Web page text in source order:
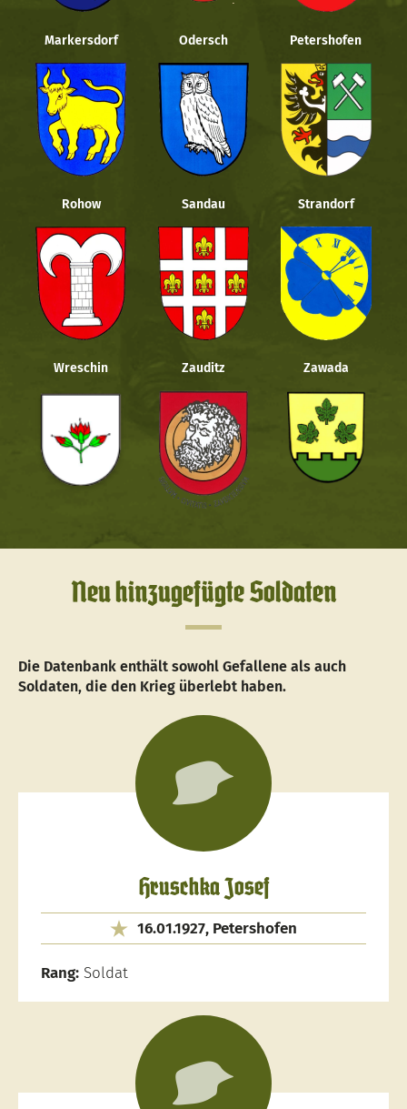
Markersdorf Odersch Petershofen
Rohow Sandau Strandorf
Wreschin Zauditz Zawada
Neu hinzugefügte Soldaten
Die Datenbank enthält sowohl Gefallene als auch
Soldaten, die den Krieg überlebt haben.
Hruschka Josef
16.01.1927, Petershofen
Rang: Soldat